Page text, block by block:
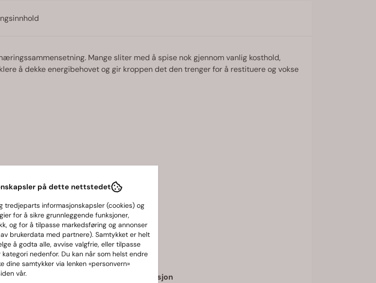
Mange sliter med å spise nok gjennom vanlig kosthold,
å dekke energibehovet og gir kroppen det den trenger for å restituere og vokse
som mellommåltid.
| ta vare på muskelvekst og rask restitusjon
på dette nettstedet
tredjeparts informasjonskapsler (cookies) og
for å sikre grunnleggende funksjoner,
og for å tilpasse markedsføring og annonser
brukerdata med partnere). Samtykket er helt
å godta alle, avvise valgfrie, eller tilpasse
nedenfor. Du kan når som helst endre
dine samtykker via lenken «personvern»
vår.